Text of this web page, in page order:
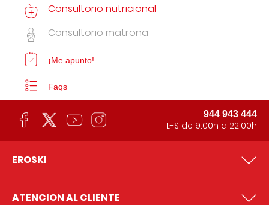
Consultorio nutricional
Consultorio matrona
¡Me apunto!
Faqs
944 943 444
L-S de 9:00h a 22:00h
EROSKI
ATENCION AL CLIENTE